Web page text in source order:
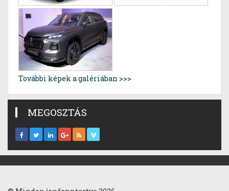
További képek a galériában >>>
MEGOSZTÁS